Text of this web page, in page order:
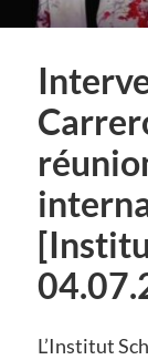
L’Institut